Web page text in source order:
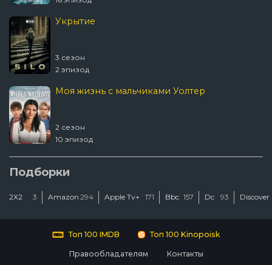
Укрытие
3 сезон
2 эпизод
Моя жизнь с мальчиками Уолтер
2 сезон
10 эпизод
Шугар
2 сезон
Подборки
2Х2 3 Amazon 294 Apple Tv+ 171 Bbc 157 Dc 93
Топ 100 IMDB Топ 100 Kinopoisk
Правообладателям Контакты